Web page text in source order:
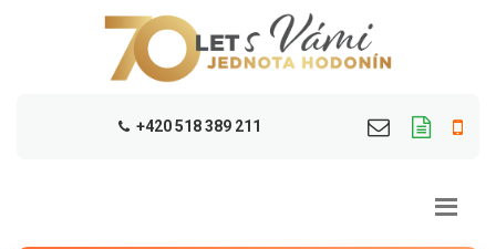
+420 518 389 211